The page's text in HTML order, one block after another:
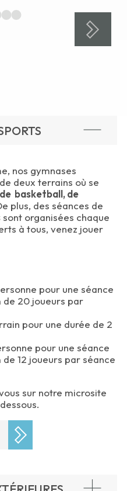
nos gymnases
deux terrains où se
basketball, de
plus, des séances de
sont organisées chaque
à tous, venez jouer
pour une séance
de 20 joueurs par
pour une durée de 2
pour une séance
12 joueurs par séance
sur notre microsite